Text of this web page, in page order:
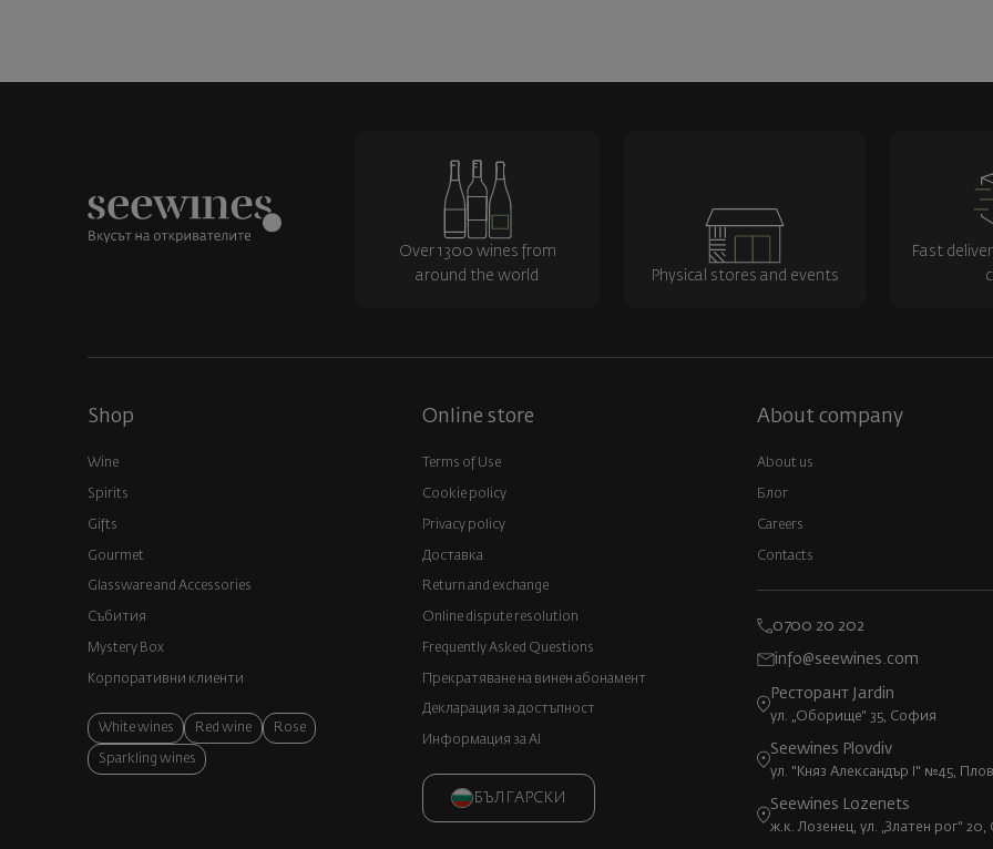
Over 1300 wines from
around the world
Physical stores and events
Fast
Shop
Wine
Spirits
Gifts
Gourmet
Glassware and Аccessories
Събития
Mystery Box
Корпоративни клиенти
White wines Red wine Rose
Sparkling wines
Online store
Terms of Use
Cookie policy
Privacy policy
Доставка
Return and exchange
Online dispute resolution
Frequently Asked Questions
Прекратяване на винен абонамент
Декларация за достъпност
Информация за AI
БЪЛГАРСКИ
About company
About us
Блог
Careers
Contacts
0700 20 202
info@seewines.com
Ресторант Jardin
ул. „Оборище“ 35, София
Seewines Plovdiv
ул. "Княз Александър I" №45,
Seewines Lozenets
ж.к. Лозенец, ул. „Златен рог“